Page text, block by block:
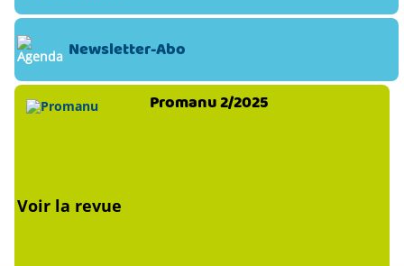
Newsletter-Abo
Promanu 2/2025
Voir la revue